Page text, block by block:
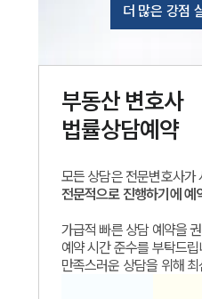
더 많은 강점
부동산변호사
법률상담예약
모든 상담은 전문변호사가
전문적으로 진행하기에 예
가급적 빠른 상담 예약을
예약 시간 준수를 부탁드립
만족스러운 상담을 위해